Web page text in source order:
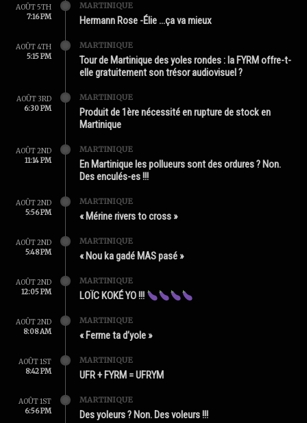
AOÛT 5TH
7:16 PM
MARTINIQUE
Hermann Rose -Élie …ça va mieux
AOÛT 4TH
5:15 PM
MARTINIQUE
Tour de Martinique des yoles rondes : la FYRM offre-t-
elle gratuitement son trésor audiovisuel ?
AOÛT 3RD
6:30 PM
MARTINIQUE
Produit de 1ère nécessité en rupture de stock en
Martinique
AOÛT 2ND
11:14 PM
MARTINIQUE
En Martinique les pollueurs sont des ordures ? Non.
Des enculés-es !!!
AOÛT 2ND
5:56 PM
MARTINIQUE
« Mérine rivers to cross »
AOÛT 2ND
5:48 PM
MARTINIQUE
« Nou ka gadé MAS pasé »
AOÛT 2ND
12:05 PM
MARTINIQUE
LOÏC KOKÉ YO !!!
AOÛT 2ND
8:08 AM
MARTINIQUE
« Ferme ta d’yole »
AOÛT 1ST
8:42 PM
MARTINIQUE
UFR + FYRM = UFRYM
AOÛT 1ST
6:56 PM
MARTINIQUE
Des yoleurs ? Non. Des voleurs !!!